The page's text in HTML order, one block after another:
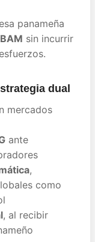
panameña
sin incurrir
dual
mercados
ante
,
como
, al recibir